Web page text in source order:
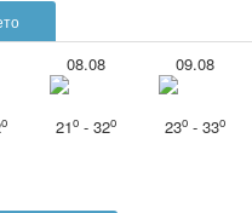
o
08.08
21o - 32o
09.08
23o - 33o